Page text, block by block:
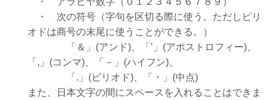
・ 次の符号（字句を区切る際に使う。ただしピリ
オドは商号の末尾に使うことができる。）
「＆」(アンド)、「’」(アポストロフィー)、
「,」(コンマ)、「－」(ハイフン)、
「.」(ピリオド)、「・」(中点)
また、日本文字の間にスペースを入れることはできま